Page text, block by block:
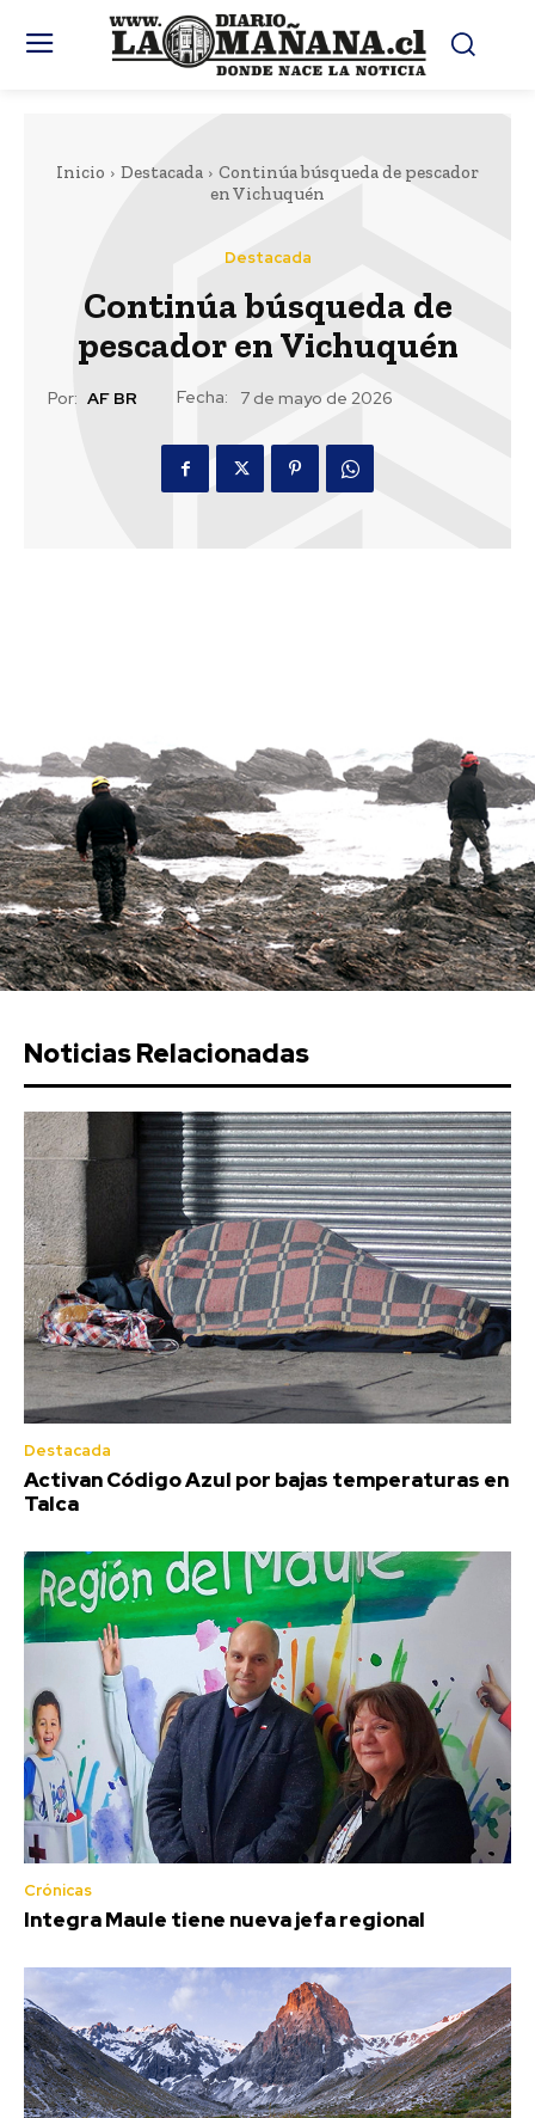
Inicio Destacada
Continúa búsqueda de pescador
en Vichuquén
Destacada
Continúa búsqueda de
pescador en Vichuquén
Por: AF BR Fecha: 7 de mayo de 2026
Noticias Relacionadas
Destacada
Activan Código Azul por bajas temperaturas en
Talca
Crónicas
Integra Maule tiene nueva jefa regional